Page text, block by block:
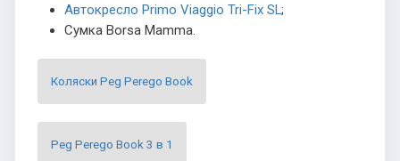
Автокресло Primo Viaggio Tri-Fix SL;
Сумка Borsa Mamma.
Коляски Peg Perego Book
Peg Perego Book 3 в 1